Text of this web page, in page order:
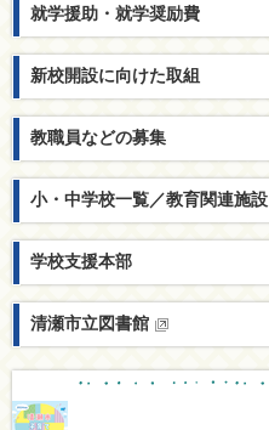
就学援助・就学奨励費
新校開設に向けた取組
教職員などの募集
小・中学校一覧／教育関連施設
学校支援本部
清瀬市立図書館